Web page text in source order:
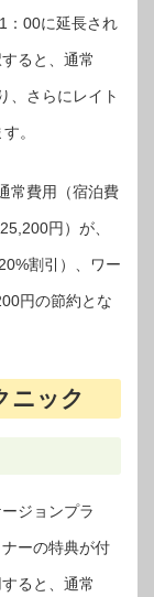
：00に延長され
ると、通常
、さらにレイト
。
常費用（宿泊費
円）が、
割引）、ワー
円の節約とな
ニック
ジョンプラ
ーの特典が付
ると、通常